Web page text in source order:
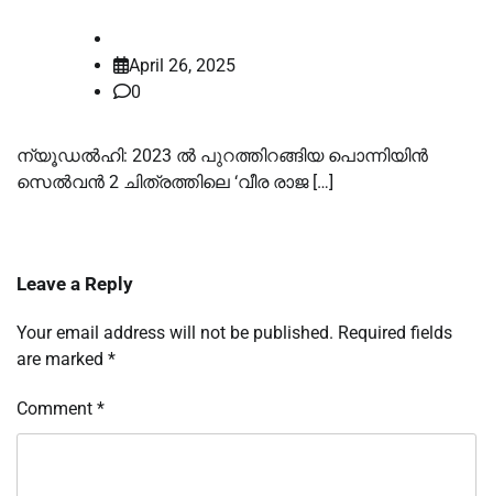
April 26, 2025
0
ന്യൂഡല്‍ഹി: 2023 ല്‍ പുറത്തിറങ്ങിയ പൊന്നിയിന്‍
സെല്‍വന്‍ 2 ചിത്രത്തിലെ ‘വീര രാജ […]
Leave a Reply
Your email address will not be published. Required fields
are marked *
Comment *